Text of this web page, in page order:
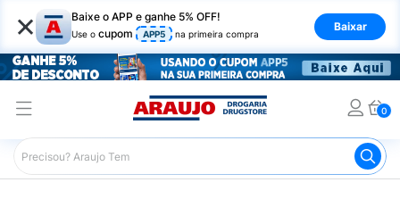
× Baixe o APP e ganhe 5% OFF!
Use o cupom APP5 na primeira compra
Baixar
0
Araujo Bulário Araujo Nebactrina Pomada com 10g